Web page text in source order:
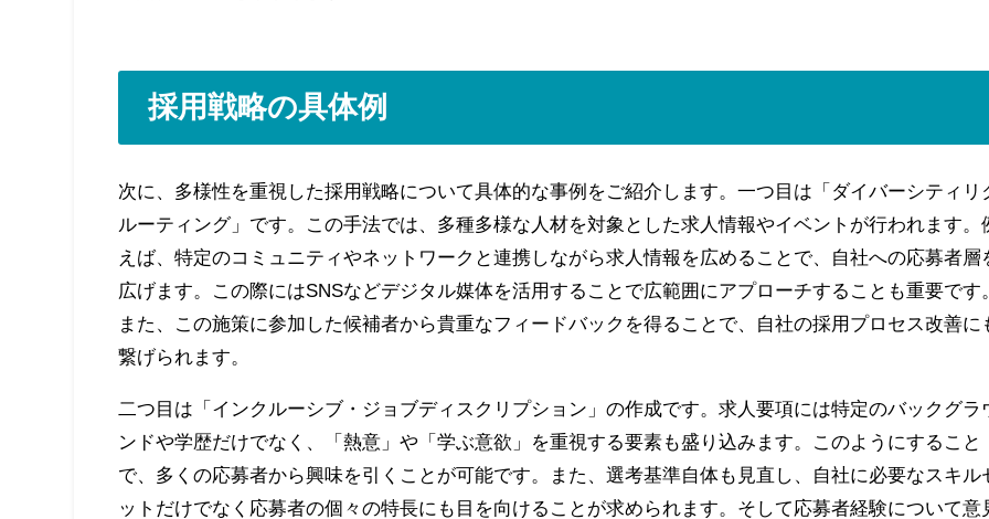
採用戦略の具体例
次に、多様性を重視した採用戦略について具体的な事例をご紹介します。一つ目は「ダイバーシティリ
ルーティング」です。この手法では、多種多様な人材を対象とした求人情報やイベントが行われます。
えば、特定のコミュニティやネットワークと連携しながら求人情報を広めることで、自社への応募者層
広げます。この際にはSNSなどデジタル媒体を活用することで広範囲にアプローチすることも重要です
また、この施策に参加した候補者から貴重なフィードバックを得ることで、自社の採用プロセス改善に
繋げられます。
二つ目は「インクルーシブ・ジョブディスクリプション」の作成です。求人要項には特定のバックグラ
ンドや学歴だけでなく、「熱意」や「学ぶ意欲」を重視する要素も盛り込みます。このようにすること
で、多くの応募者から興味を引くことが可能です。また、選考基準自体も見直し、自社に必要なスキル
ットだけでなく応募者の個々の特長にも目を向けることが求められます。そして応募者経験について意